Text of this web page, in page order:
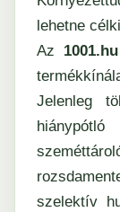
lehetne
Az
Jelenleg
szelektív